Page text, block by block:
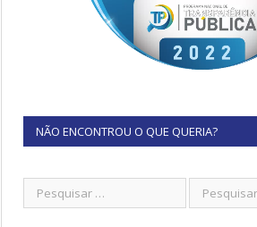
NÃO ENCONTROU O QUE QUERIA?